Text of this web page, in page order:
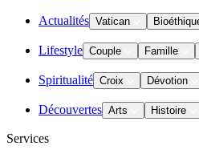
Actualités Vatican
Lifestyle Couple Famille
Spiritualité Croix Dévotion
Découvertes Arts Histoire
Services